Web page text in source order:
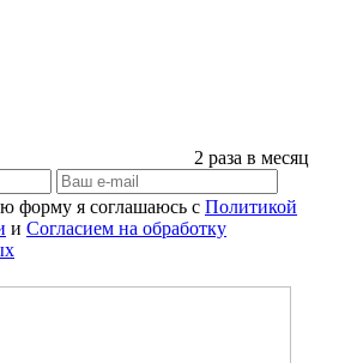
2 раза в месяц
форму я соглашаюсь с Политикой
и Согласием на обработку